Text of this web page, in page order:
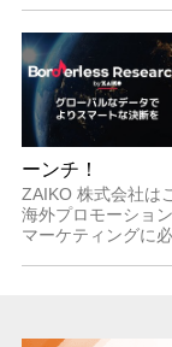
ーンチ！
ZAIKO 株式会社は
海外プロモーショ
マーケティングに